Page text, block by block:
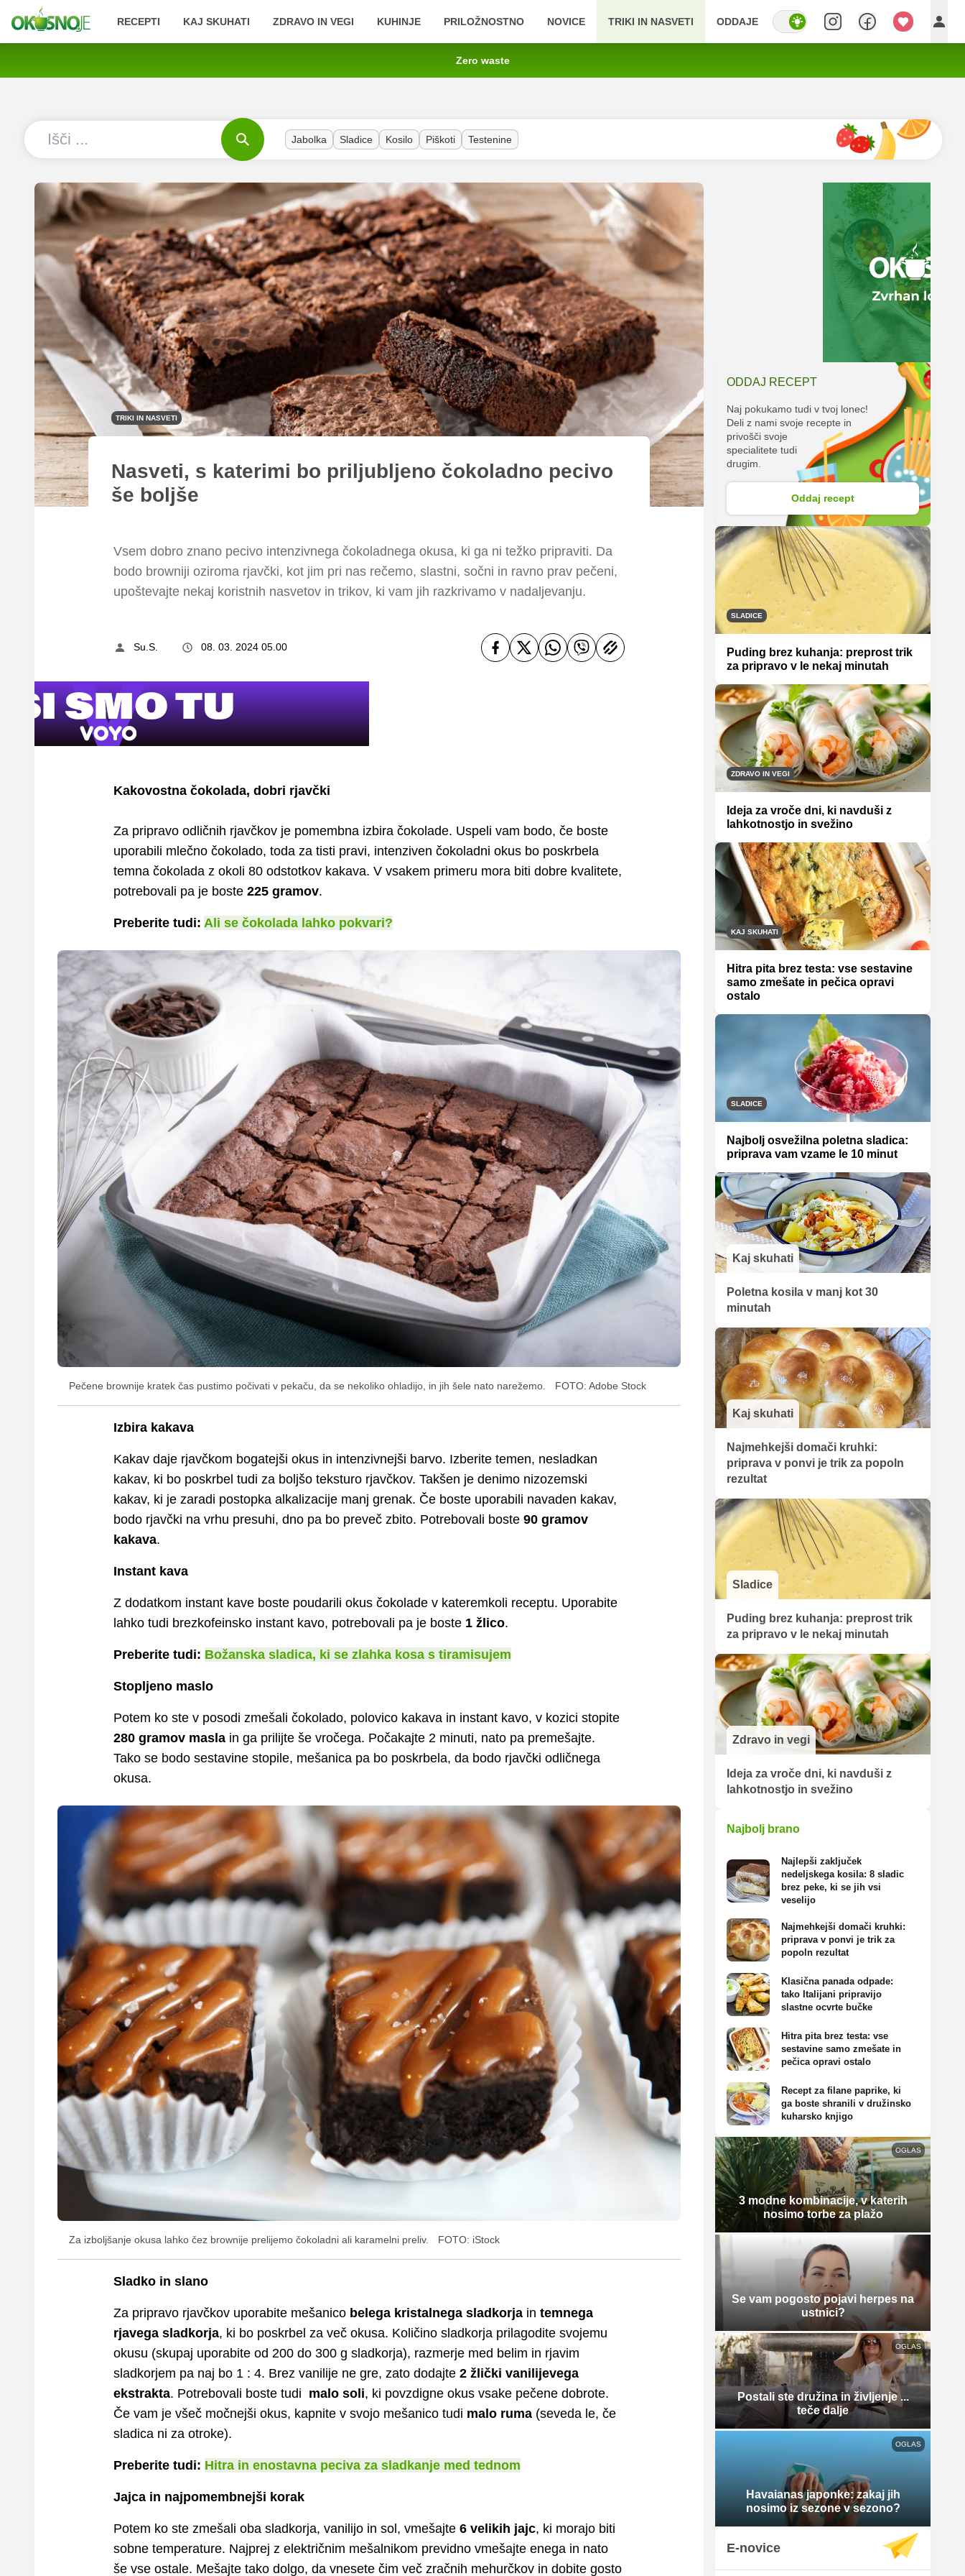
RECEPTI KAJ SKUHATI ZDRAVO IN VEGI KUHINJE PRILOŽNOSTNO NOVICE TRIKI IN NASVETI ODDAJE
Zero waste
Jabolka Sladice Kosilo Piškoti Testenine
TRIKI IN NASVETI
Nasveti, s katerimi bo priljubljeno čokoladno pecivo
še boljše
Vsem dobro znano pecivo intenzivnega čokoladnega okusa, ki ga ni težko pripraviti. Da
bodo browniji oziroma rjavčki, kot jim pri nas rečemo, slastni, sočni in ravno prav pečeni,
upoštevajte nekaj koristnih nasvetov in trikov, ki vam jih razkrivamo v nadaljevanju.
Su.S. 08. 03. 2024 05.00
Kakovostna čokolada, dobri rjavčki
Za pripravo odličnih rjavčkov je pomembna izbira čokolade. Uspeli vam bodo, če boste
uporabili mlečno čokolado, toda za tisti pravi, intenziven čokoladni okus bo poskrbela
temna čokolada z okoli 80 odstotkov kakava. V vsakem primeru mora biti dobre kvalitete,
potrebovali pa je boste 225 gramov.
Preberite tudi: Ali se čokolada lahko pokvari?
Pečene brownije kratek čas pustimo počivati v pekaču, da se nekoliko ohladijo, in jih šele nato narežemo. FOTO: Adobe Stock
Izbira kakava
Kakav daje rjavčkom bogatejši okus in intenzivnejši barvo. Izberite temen, nesladkan
kakav, ki bo poskrbel tudi za boljšo teksturo rjavčkov. Takšen je denimo nizozemski
kakav, ki je zaradi postopka alkalizacije manj grenak. Če boste uporabili navaden kakav,
bodo rjavčki na vrhu presuhi, dno pa bo preveč zbito. Potrebovali boste 90 gramov
kakava.
Instant kava
Z dodatkom instant kave boste poudarili okus čokolade v kateremkoli receptu. Uporabite
lahko tudi brezkofeinsko instant kavo, potrebovali pa je boste 1 žlico.
Preberite tudi: Božanska sladica, ki se zlahka kosa s tiramisujem
Stopljeno maslo
Potem ko ste v posodi zmešali čokolado, polovico kakava in instant kavo, v kozici stopite
280 gramov masla in ga prilijte še vročega. Počakajte 2 minuti, nato pa premešajte.
Tako se bodo sestavine stopile, mešanica pa bo poskrbela, da bodo rjavčki odličnega
okusa.
Za izboljšanje okusa lahko čez brownije prelijemo čokoladni ali karamelni preliv. FOTO: iStock
Sladko in slano
Za pripravo rjavčkov uporabite mešanico belega kristalnega sladkorja in temnega
rjavega sladkorja, ki bo poskrbel za več okusa. Količino sladkorja prilagodite svojemu
okusu (skupaj uporabite od 200 do 300 g sladkorja), razmerje med belim in rjavim
sladkorjem pa naj bo 1 : 4. Brez vanilije ne gre, zato dodajte 2 žlički vanilijevega
ekstrakta. Potrebovali boste tudi malo soli, ki povzdigne okus vsake pečene dobrote.
Če vam je všeč močnejši okus, kapnite v svojo mešanico tudi malo ruma (seveda le, če
sladica ni za otroke).
Preberite tudi: Hitra in enostavna peciva za sladkanje med tednom
Jajca in najpomembnejši korak
Potem ko ste zmešali oba sladkorja, vanilijo in sol, vmešajte 6 velikih jajc, ki morajo biti
sobne temperature. Najprej z električnim mešalnikom previdno vmešajte enega in nato
še vse ostale. Mešajte tako dolgo, da vnesete čim več zračnih mehurčkov in dobite gosto
ODDAJ RECEPT
Naj pokukamo tudi v tvoj lonec!
Deli z nami svoje recepte in
privošči svoje
specialitete tudi
drugim.
Oddaj recept
SLADICE
Puding brez kuhanja: preprost trik
za pripravo v le nekaj minutah
ZDRAVO IN VEGI
Ideja za vroče dni, ki navduši z
lahkotnostjo in svežino
KAJ SKUHATI
Hitra pita brez testa: vse sestavine
samo zmešate in pečica opravi
ostalo
SLADICE
Najbolj osvežilna poletna sladica:
priprava vam vzame le 10 minut
Kaj skuhati
Poletna kosila v manj kot 30
minutah
Kaj skuhati
Najmehkejši domači kruhki:
priprava v ponvi je trik za popoln
rezultat
Sladice
Puding brez kuhanja: preprost trik
za pripravo v le nekaj minutah
Zdravo in vegi
Ideja za vroče dni, ki navduši z
lahkotnostjo in svežino
Najbolj brano
Najlepši zaključek
nedeljskega kosila: 8 sladic
brez peke, ki se jih vsi
veselijo
Najmehkejši domači kruhki:
priprava v ponvi je trik za
popoln rezultat
Klasična panada odpade:
tako Italijani pripravijo
slastne ocvrte bučke
Hitra pita brez testa: vse
sestavine samo zmešate in
pečica opravi ostalo
Recept za filane paprike, ki
ga boste shranili v družinsko
kuharsko knjigo
OGLAS
3 modne kombinacije, v katerih
nosimo torbe za plažo
Se vam pogosto pojavi herpes na
ustnici?
OGLAS
Postali ste družina in življenje ...
teče dalje
OGLAS
Havaianas japonke: zakaj jih
nosimo iz sezone v sezono?
E-novice